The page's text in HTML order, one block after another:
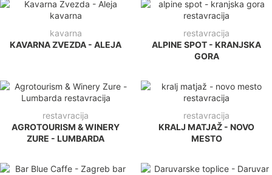
kavarna
KAVARNA ZVEZDA - ALEJA
restavracija
ALPINE SPOT - KRANJSKA
GORA
restavracija
AGROTOURISM & WINERY
ZURE - LUMBARDA
restavracija
KRALJ MATJAŽ - NOVO
MESTO